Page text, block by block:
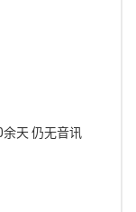
天 仍无音讯